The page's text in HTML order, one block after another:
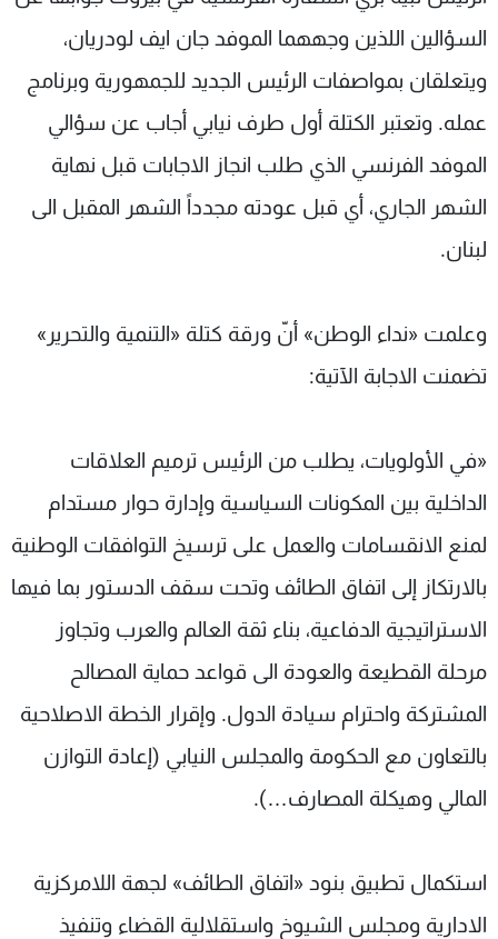
السؤالين اللذين وجههما الموفد جان ايف لودريان،
ويتعلقان بمواصفات الرئيس الجديد للجمهورية وبرنامج
عمله. وتعتبر الكتلة أول طرف نيابي أجاب عن سؤالي
الموفد الفرنسي الذي طلب انجاز الاجابات قبل نهاية
الشهر الجاري، أي قبل عودته مجدداً الشهر المقبل الى
لبنان.
وعلمت «نداء الوطن» أنّ ورقة كتلة «التنمية والتحرير»
تضمنت الاجابة الآتية:
«في الأولويات، يطلب من الرئيس ترميم العلاقات
الداخلية بين المكونات السياسية وإدارة حوار مستدام
لمنع الانقسامات والعمل على ترسيخ التوافقات الوطنية
بالارتكاز إلى اتفاق الطائف وتحت سقف الدستور بما فيها
الاستراتيجية الدفاعية، بناء ثقة العالم والعرب وتجاوز
مرحلة القطيعة والعودة الى قواعد حماية المصالح
المشتركة واحترام سيادة الدول. وإقرار الخطة الاصلاحية
بالتعاون مع الحكومة والمجلس النيابي (إعادة التوازن
المالي وهيكلة المصارف…).
استكمال تطبيق بنود «اتفاق الطائف» لجهة اللامركزية
الادارية ومجلس الشيوخ واستقلالية القضاء وتنفيذ
عن MTV
الإنـتـاج
لاعلاناتكم
وظائف
تواصل معنا
شروط الإسـتخدام